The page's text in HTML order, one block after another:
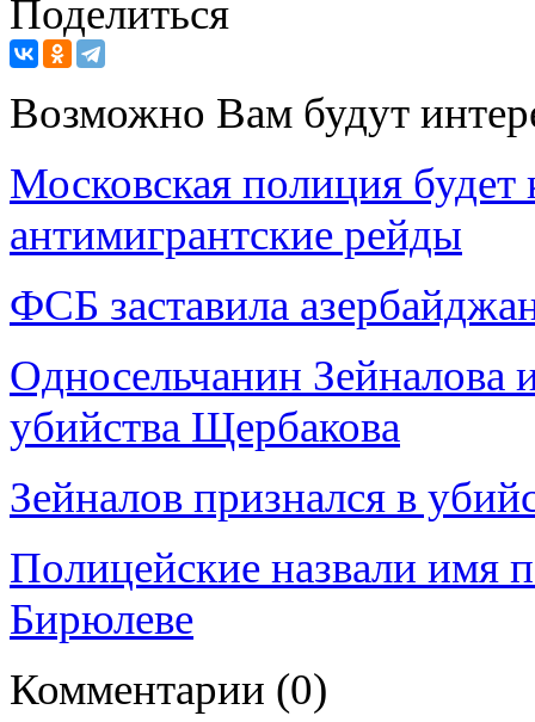
Поделиться
Возможно Вам будут
Московская полиция
антимигрантские рейды
ФСБ заставила
Односельчанин Зейналова
убийства Щербакова
Зейналов признался в
Полицейские назвали имя
Бирюлеве
Комментарии (0)